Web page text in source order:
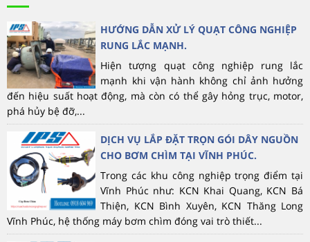
HƯỚNG DẪN XỬ LÝ QUẠT CÔNG NGHIỆP
RUNG LẮC MẠNH.
Hiện tượng quạt công nghiệp rung lắc
mạnh khi vận hành không chỉ ảnh hưởng
đến hiệu suất hoạt động, mà còn có thể gây hỏng trục, motor,
phá hủy bệ đỡ,...
DỊCH VỤ LẮP ĐẶT TRỌN GÓI DÂY NGUỒN
CHO BƠM CHÌM TẠI VĨNH PHÚC.
Trong các khu công nghiệp trọng điểm tại
Vĩnh Phúc như: KCN Khai Quang, KCN Bá
Thiện, KCN Bình Xuyên, KCN Thăng Long
Vĩnh Phúc, hệ thống máy bơm chìm đóng vai trò thiết...